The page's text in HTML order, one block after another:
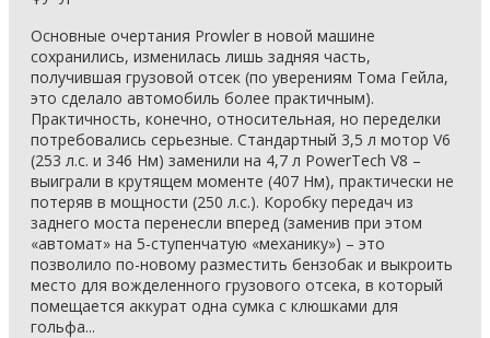
Основные очертания Prowler в новой машине
сохранились, изменилась лишь задняя часть,
получившая грузовой отсек (по уверениям Тома Гейла,
это сделало автомобиль более практичным).
Практичность, конечно, относительная, но переделки
потребовались серьезные. Стандартный 3,5 л мотор V6
(253 л.с. и 346 Нм) заменили на 4,7 л PowerTech V8 –
выиграли в крутящем моменте (407 Нм), практически не
потеряв в мощности (250 л.с.). Коробку передач из
заднего моста перенесли вперед (заменив при этом
«автомат» на 5-ступенчатую «механику») – это
позволило по-новому разместить бензобак и выкроить
место для вожделенного грузового отсека, в который
помещается аккурат одна сумка с клюшками для
гольфа...